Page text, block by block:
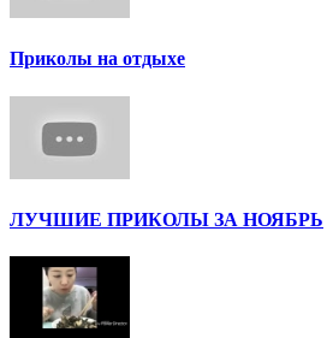
Приколы на отдыхе
ЛУЧШИЕ ПРИКОЛЫ ЗА НОЯБРЬ